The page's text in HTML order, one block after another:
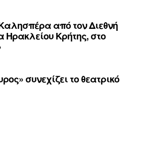
από τον Διεθνή
Ηρακλείου Κρήτης, στο
συνεχίζει το θεατρικό